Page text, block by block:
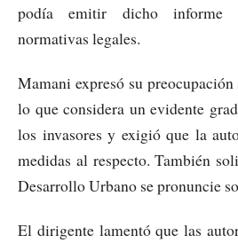
podía emitir dicho informe
normativas legales.
Mamani expresó su
lo que considera un evidente
los invasores y exigió que la
medidas al respecto. También
Desarrollo Urbano se pronuncie
El dirigente lamentó que las